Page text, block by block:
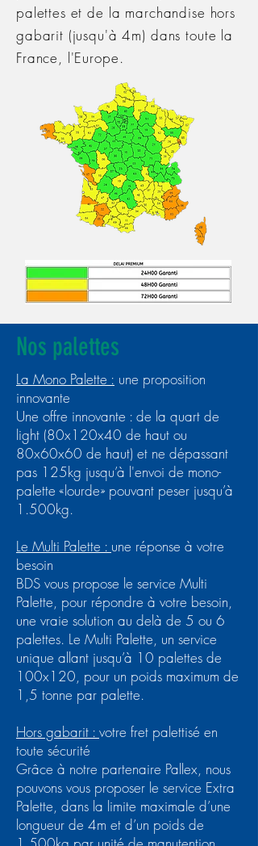
palettes et de la marchandise hors
gabarit (jusqu'à 4m) dans toute la
France, l'Europe.
Nos palettes
La Mono Palette : une proposition
innovante
Une offre innovante : de la quart de
light (80x120x40 de haut ou
80x60x60 de haut) et ne dépassant
pas 125kg jusqu’à l'envoi de mono-
palette «lourde» pouvant peser jusqu’à
1.500kg.
Le Multi Palette : une réponse à votre
besoin
BDS vous propose le service Multi
Palette, pour répondre à votre besoin,
une vraie solution au delà de 5 ou 6
palettes. Le Multi Palette, un service
unique allant jusqu’à 10 palettes de
100x120, pour un poids maximum de
1,5 tonne par palette.
Hors gabarit : votre fret palettisé en
toute sécurité
Grâce à notre partenaire Pallex, nous
pouvons vous proposer le service Extra
Palette, dans la limite maximale d’une
longueur de 4m et d’un poids de